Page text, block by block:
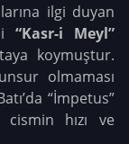
ilgi duyan
“Kasr-i Meyl”
koymuştur.
olmaması
“İmpetus”
hızı ve